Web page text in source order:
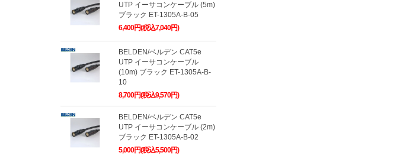
UTP イーサコンケーブル (5m)
ブラック ET-1305A-B-05
6,400円(税込7,040円)
BELDEN/ベルデン CAT5e
UTP イーサコンケーブル
(10m) ブラック ET-1305A-B-
10
8,700円(税込9,570円)
BELDEN/ベルデン CAT5e
UTP イーサコンケーブル (2m)
ブラック ET-1305A-B-02
5,000円(税込5,500円)